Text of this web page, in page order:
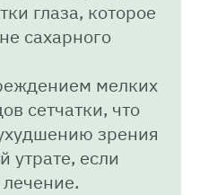
глаза, которое
сахарного
мелких
сетчатки, что
зрения
утрате, если